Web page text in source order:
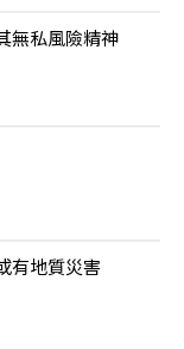
無私風險精神
有地質災害